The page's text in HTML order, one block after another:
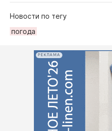
Новости по тегу
погода
РЕКЛАМА